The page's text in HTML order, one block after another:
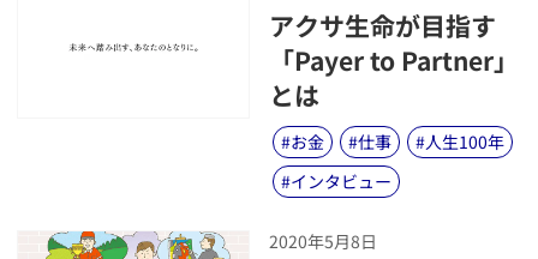
​アクサ生命が目指す
「Payer to Partner」
とは
#お金 #仕事 #人生100年
#インタビュー
2020年5月8日